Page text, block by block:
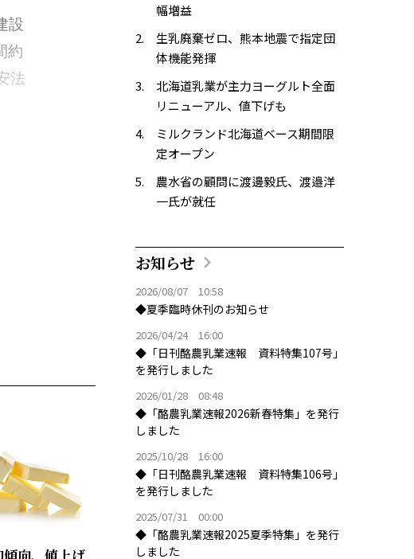
設
約
法
向、値上げ
幅増益
生乳廃棄ゼロ、熊本地震で指定団
体機能発揮
北海道乳業が主力ヨーグルト全面
リニューアル、値下げも
ミルクランド北海道ベース期間限
定オープン
農水省の顧問に渡邊毅氏、渡邉洋
一氏が就任
お知らせ
2026/08/07 10:58
◆夏季臨時休刊のお知らせ
2026/04/24 16:00
◆「日刊酪農乳業速報 資料特集107号」
を発行しました
2026/01/28 08:48
◆「酪農乳業速報2026新春特集」を発行
しました
2025/10/28 16:00
◆「日刊酪農乳業速報 資料特集106号」
を発行しました
2025/07/31 00:00
◆「酪農乳業速報2025夏季特集」を発行
しました